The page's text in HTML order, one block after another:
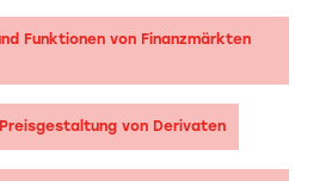
Funktionen von Finanzmärkten
von Derivaten